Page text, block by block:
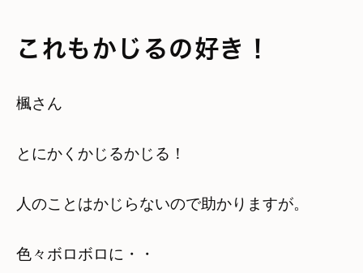
これもかじるの好き！
楓さん
とにかくかじるかじる！
人のことはかじらないので助かりますが。
色々ボロボロに・・